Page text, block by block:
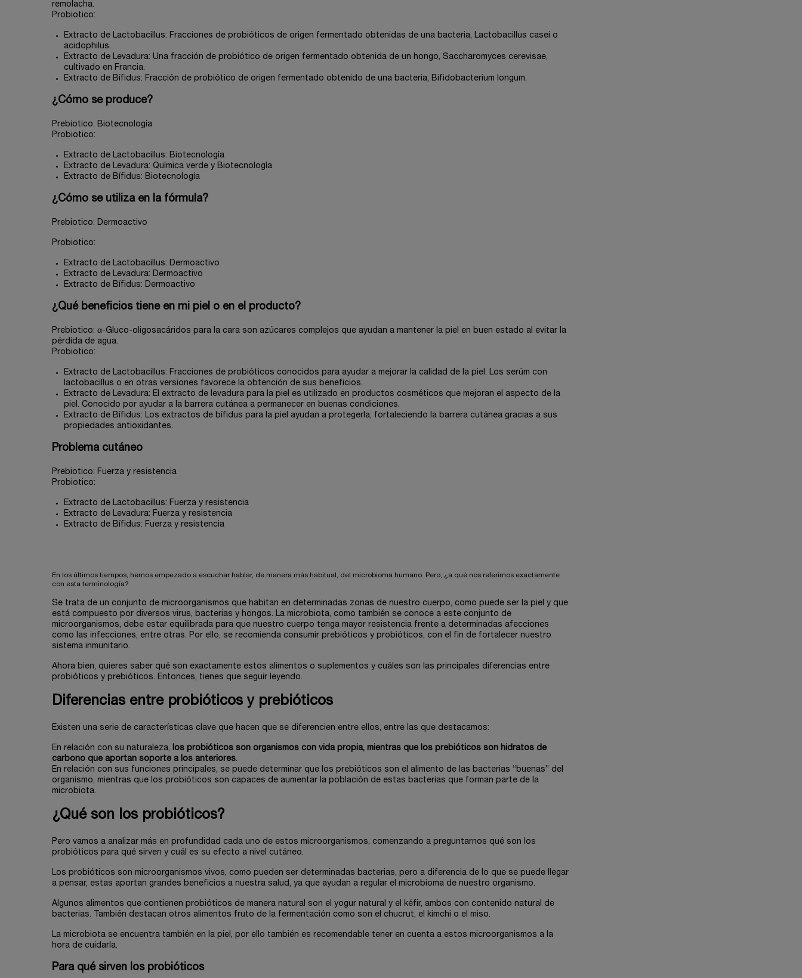
remolacha.
Probiotico:
Extracto de Lactobacillus: Fracciones de probióticos de origen fermentado obtenidas de una bacteria, Lactobacillus casei o
acidophilus.
Extracto de Levadura: Una fracción de probiótico de origen fermentado obtenida de un hongo, Saccharomyces cerevisae,
cultivado en Francia.
Extracto de Bífidus: Fracción de probiótico de origen fermentado obtenido de una bacteria, Bifidobacterium longum.
¿Cómo se produce?
Prebiotico: Biotecnología
Probiotico:
Extracto de Lactobacillus: Biotecnología
Extracto de Levadura: Química verde y Biotecnología
Extracto de Bífidus: Biotecnología
¿Cómo se utiliza en la fórmula?
Prebiotico: Dermoactivo
Probiotico:
Extracto de Lactobacillus: Dermoactivo
Extracto de Levadura: Dermoactivo
Extracto de Bífidus: Dermoactivo
¿Qué beneficios tiene en mi piel o en el producto?
Prebiotico: α-Gluco-oligosacáridos para la cara son azúcares complejos que ayudan a mantener la piel en buen estado al evitar la
pérdida de agua.
Probiotico:
Extracto de Lactobacillus: Fracciones de probióticos conocidos para ayudar a mejorar la calidad de la piel. Los serúm con
lactobacillus o en otras versiones favorece la obtención de sus beneficios.
Extracto de Levadura: El extracto de levadura para la piel es utilizado en productos cosméticos que mejoran el aspecto de la
piel. Conocido por ayudar a la barrera cutánea a permanecer en buenas condiciones.
Extracto de Bífidus: Los extractos de bífidus para la piel ayudan a protegerla, fortaleciendo la barrera cutánea gracias a sus
propiedades antioxidantes.
Problema cutáneo
Prebiotico: Fuerza y resistencia
Probiotico:
Extracto de Lactobacillus: Fuerza y resistencia
Extracto de Levadura: Fuerza y resistencia
Extracto de Bífidus: Fuerza y resistencia
En los últimos tiempos, hemos empezado a escuchar hablar, de manera más habitual, del microbioma humano. Pero, ¿a qué nos referimos exactamente
con esta terminología?
Se trata de un conjunto de microorganismos que habitan en determinadas zonas de nuestro cuerpo, como puede ser la piel y que
está compuesto por diversos virus, bacterias y hongos. La microbiota, como también se conoce a este conjunto de
microorganismos, debe estar equilibrada para que nuestro cuerpo tenga mayor resistencia frente a determinadas afecciones
como las infecciones, entre otras. Por ello, se recomienda consumir prebióticos y probióticos, con el fin de fortalecer nuestro
sistema inmunitario.
Ahora bien, quieres saber qué son exactamente estos alimentos o suplementos y cuáles son las principales diferencias entre
probióticos y prebióticos. Entonces, tienes que seguir leyendo.
Diferencias entre probióticos y prebióticos
Existen una serie de características clave que hacen que se diferencien entre ellos, entre las que destacamos:
En relación con su naturaleza,
los probióticos son organismos con vida propia, mientras que los prebióticos son hidratos de
carbono que aportan soporte a los anteriores.
En relación con sus funciones principales, se puede determinar que los prebióticos son el alimento de las bacterias “buenas” del
organismo, mientras que los probióticos son capaces de aumentar la población de estas bacterias que forman parte de la
microbiota.
¿Qué son los probióticos?
Pero vamos a analizar más en profundidad cada uno de estos microorganismos, comenzando a preguntarnos qué son los
probióticos para qué sirven y cuál es su efecto a nivel cutáneo.
Los probióticos son microorganismos vivos, como pueden ser determinadas bacterias, pero a diferencia de lo que se puede llegar
a pensar, estas aportan grandes beneficios a nuestra salud, ya que ayudan a regular el microbioma de nuestro organismo.
Algunos alimentos que contienen probióticos de manera natural son el yogur natural y el kéfir, ambos con contenido natural de
bacterias. También destacan otros alimentos fruto de la fermentación como son el chucrut, el kimchi o el miso.
La microbiota se encuentra también en la piel, por ello también es recomendable tener en cuenta a estos microorganismos a la
hora de cuidarla.
Para qué sirven los probióticos